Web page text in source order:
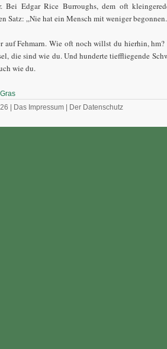
Bei Edgar Rice Burroughs, dem oft
Satz: „Nie hat ein Mensch mit weniger
auf Fehmarn. Wie oft noch willst du hierhin,
die sind wie du. Und hunderte tieffliegende
wie du.
| Das Impressum | Der Datenschutz